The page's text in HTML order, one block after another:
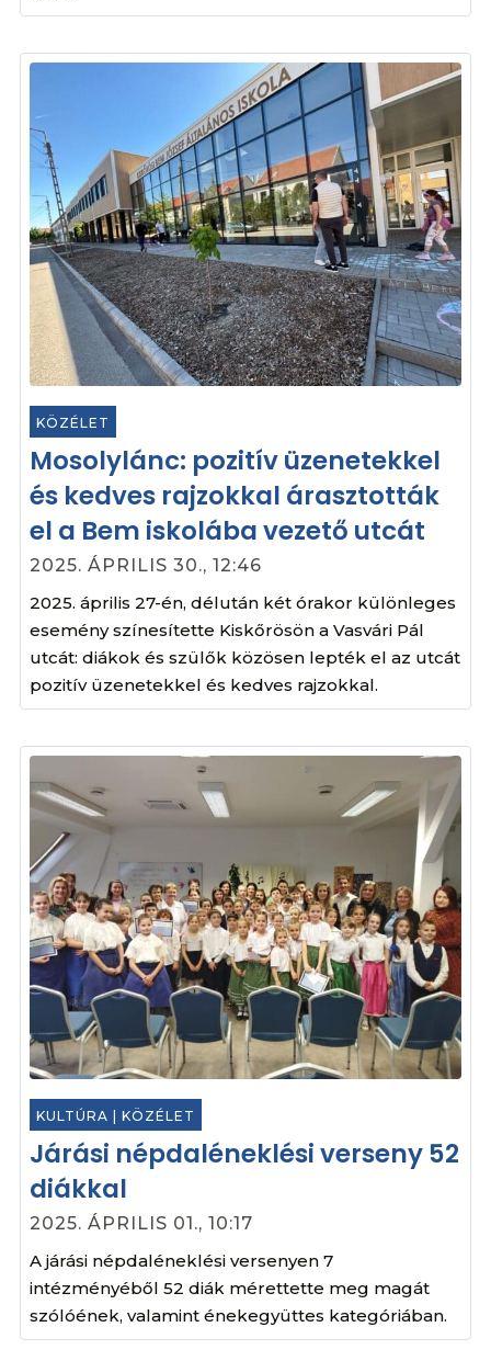
KÖZÉLET
Mosolylánc: pozitív üzenetekkel
és kedves rajzokkal árasztották
el a Bem iskolába vezető utcát
2025. ÁPRILIS 30., 12:46
2025. április 27-én, délután két órakor különleges
esemény színesítette Kiskőrösön a Vasvári Pál
utcát: diákok és szülők közösen lepték el az utcát
pozitív üzenetekkel és kedves rajzokkal.
KULTÚRA KÖZÉLET
Járási népdaléneklési verseny 52
diákkal
2025. ÁPRILIS 01., 10:17
A járási népdaléneklési versenyen 7
intézményéből 52 diák mérettette meg magát
szólóének, valamint énekegyüttes kategóriában.